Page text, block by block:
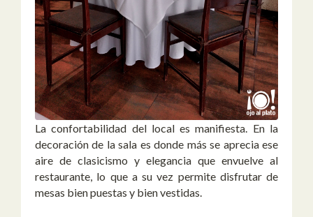
La confortabilidad del local es manifiesta. En la
decoración de la sala es donde más se aprecia ese
aire de clasicismo y elegancia que envuelve al
restaurante, lo que a su vez permite disfrutar de
mesas bien puestas y bien vestidas.